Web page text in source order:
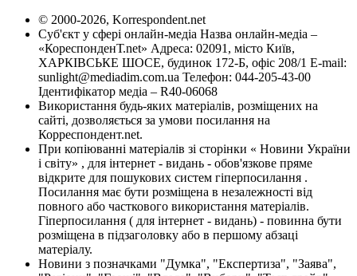
© 2000-2026, Korrespondent.net
Суб'єкт у сфері онлайн-медіа Назва онлайн-медіа –
«КореспонденТ.net» Адреса: 02091, місто Київ,
ХАРКІВСЬКЕ ШОСЕ, будинок 172-Б, офіс 208/1 E-mail:
sunlight@mediadim.com.ua Телефон: 044-205-43-00
Ідентифікатор медіа – R40-06068
Використання будь-яких матеріалів, розміщених на
сайті, дозволяється за умови посилання на
Корреспондент.net.
При копіюванні матеріалів зі сторінки « Новини України
і світу» , для інтернет - видань - обов'язкове пряме
відкрите для пошукових систем гіперпосилання .
Посилання має бути розміщена в незалежності від
повного або часткового використання матеріалів.
Гіперпосилання ( для інтернет - видань) - повинна бути
розміщена в підзаголовку або в першому абзаці
матеріалу.
Новини з позначками "Думка", "Експертиза", "Заява",